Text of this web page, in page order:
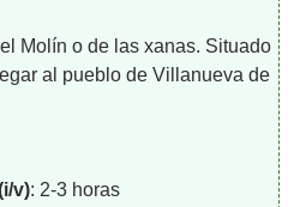
Molín o de las xanas. Situado
al pueblo de Villanueva de
v): 2-3 horas